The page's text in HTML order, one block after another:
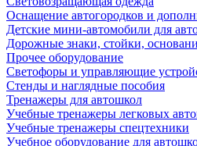
Оснащение автогородков и
Детские мини-автомобили для
Дорожные знаки, стойки,
Прочее оборудование
Светофоры и управляющие
Стенды и наглядные пособия
Тренажеры для автошкол
Учебные тренажеры легковых
Учебные тренажеры спецтехники
Учебное оборудование для